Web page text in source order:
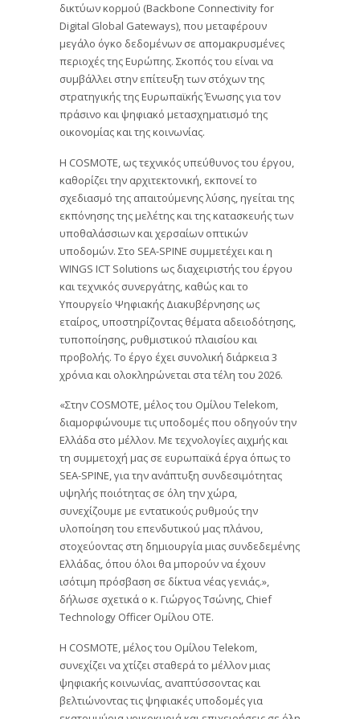
δικτύων κορμού (Backbone Connectivity for
Digital Global Gateways), που μεταφέρουν
μεγάλο όγκο δεδομένων σε απομακρυσμένες
περιοχές της Ευρώπης. Σκοπός του είναι να
συμβάλλει στην επίτευξη των στόχων της
στρατηγικής της Ευρωπαϊκής Ένωσης για τον
πράσινο και ψηφιακό μετασχηματισμό της
οικονομίας και της κοινωνίας.
H COSMOTE, ως τεχνικός υπεύθυνος του έργου,
καθορίζει την αρχιτεκτονική, εκπονεί το
σχεδιασμό της απαιτούμενης λύσης, ηγείται της
εκπόνησης της μελέτης και της κατασκευής των
υποθαλάσσιων και χερσαίων οπτικών
υποδομών. Στο SEA-SPINE συμμετέχει και η
WINGS ICT Solutions ως διαχειριστής του έργου
και τεχνικός συνεργάτης, καθώς και το
Υπουργείο Ψηφιακής Διακυβέρνησης ως
εταίρος, υποστηρίζοντας θέματα αδειοδότησης,
τυποποίησης, ρυθμιστικού πλαισίου και
προβολής. Το έργο έχει συνολική διάρκεια 3
χρόνια και ολοκληρώνεται στα τέλη του 2026.
«Στην COSMOTE, μέλος του Ομίλου Telekom,
διαμορφώνουμε τις υποδομές που οδηγούν την
Ελλάδα στο μέλλον. Με τεχνολογίες αιχμής και
τη συμμετοχή μας σε ευρωπαϊκά έργα όπως το
SEA-SPINE, για την ανάπτυξη συνδεσιμότητας
υψηλής ποιότητας σε όλη την χώρα,
συνεχίζουμε με εντατικούς ρυθμούς την
υλοποίηση του επενδυτικού μας πλάνου,
στοχεύοντας στη δημιουργία μιας συνδεδεμένης
Ελλάδας, όπου όλοι θα μπορούν να έχουν
ισότιμη πρόσβαση σε δίκτυα νέας γενιάς.»,
δήλωσε σχετικά ο κ. Γιώργος Τσώνης, Chief
Technology Officer Ομίλου ΟΤΕ.
Η COSMOTE, μέλος του Ομίλου Telekom,
συνεχίζει να χτίζει σταθερά το μέλλον μιας
ψηφιακής κοινωνίας, αναπτύσσοντας και
βελτιώνοντας τις ψηφιακές υποδομές για